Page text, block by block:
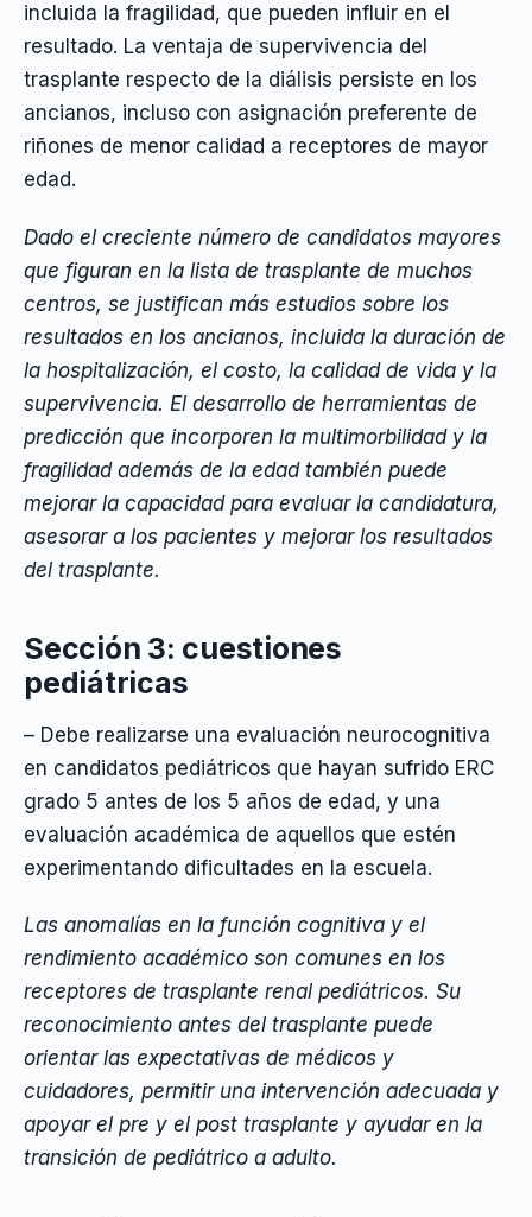
incluida la fragilidad, que pueden influir en el
resultado. La ventaja de supervivencia del
trasplante respecto de la diálisis persiste en los
ancianos, incluso con asignación preferente de
riñones de menor calidad a receptores de mayor
edad.
Dado el creciente número de candidatos mayores
que figuran en la lista de trasplante de muchos
centros, se justifican más estudios sobre los
resultados en los ancianos, incluida la duración de
la hospitalización, el costo, la calidad de vida y la
supervivencia. El desarrollo de herramientas de
predicción que incorporen la multimorbilidad y la
fragilidad además de la edad también puede
mejorar la capacidad para evaluar la candidatura,
asesorar a los pacientes y mejorar los resultados
del trasplante.
Sección 3: cuestiones
pediátricas
– Debe realizarse una evaluación neurocognitiva
en candidatos pediátricos que hayan sufrido ERC
grado 5 antes de los 5 años de edad, y una
evaluación académica de aquellos que estén
experimentando dificultades en la escuela.
Las anomalías en la función cognitiva y el
rendimiento académico son comunes en los
receptores de trasplante renal pediátricos. Su
reconocimiento antes del trasplante puede
orientar las expectativas de médicos y
cuidadores, permitir una intervención adecuada y
apoyar el pre y el post trasplante y ayudar en la
transición de pediátrico a adulto.